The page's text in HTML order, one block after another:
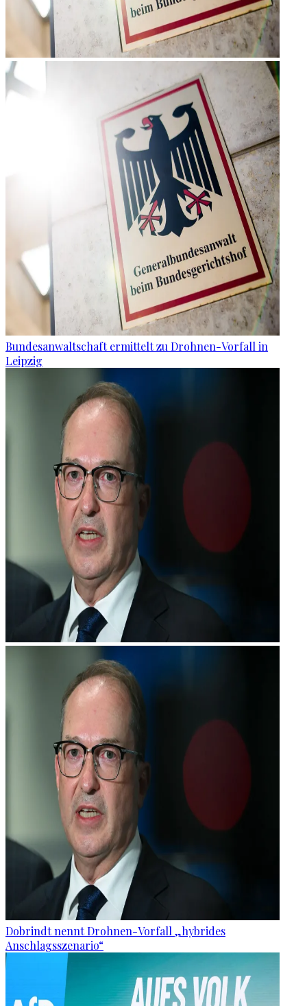
Bundesanwaltschaft ermittelt zu Drohnen-Vorfall in
Leipzig
Dobrindt nennt Drohnen-Vorfall „hybrides
Anschlagsszenario“